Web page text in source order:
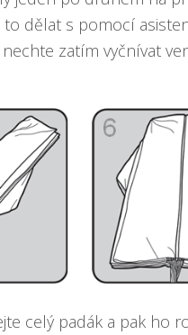
to dělat s pomocí
zatím vyčnívat
celý padák a pak ho